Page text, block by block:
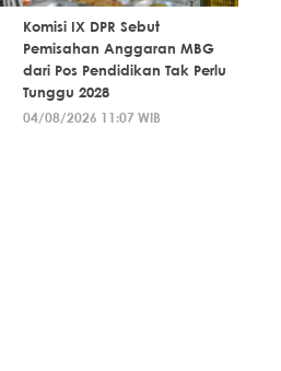
Komisi IX DPR Sebut
Pemisahan Anggaran MBG
dari Pos Pendidikan Tak Perlu
Tunggu 2028
04/08/2026 11:07 WIB